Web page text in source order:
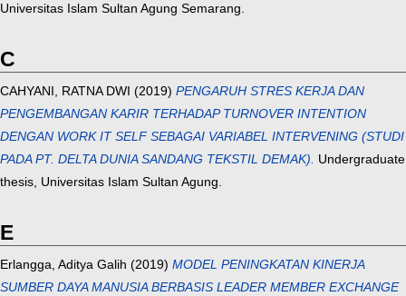
Universitas Islam Sultan Agung Semarang.
C
CAHYANI, RATNA DWI (2019) PENGARUH STRES KERJA DAN
PENGEMBANGAN KARIR TERHADAP TURNOVER INTENTION
DENGAN WORK IT SELF SEBAGAI VARIABEL INTERVENING (STUDI
PADA PT. DELTA DUNIA SANDANG TEKSTIL DEMAK). Undergraduate
thesis, Universitas Islam Sultan Agung.
E
Erlangga, Aditya Galih (2019) MODEL PENINGKATAN KINERJA
SUMBER DAYA MANUSIA BERBASIS LEADER MEMBER EXCHANGE